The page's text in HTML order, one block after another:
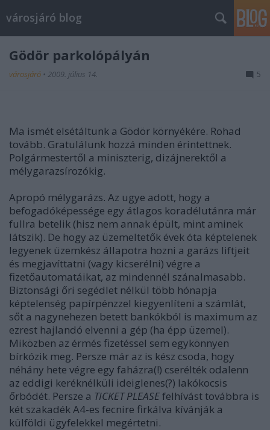
városjáró blog
Gödör parkolópályán
városjáró • 2009. július 14. 5
Ma ismét elsétáltunk a Gödör környékére. Rohad
tovább. Gratulálunk hozzá minden érintettnek.
Polgármestertől a miniszterig, dizájnerektől a
mélygarazsírozókig.
Apropó mélygarázs. Az ugye adott, hogy a
befogadóképessége egy átlagos koradélutánra már
fullra betelik (hisz nem annak épült, mint aminek
látszik). De hogy az üzemeltetők évek óta képtelenek
legyenek üzemkész állapotra hozni a garázs liftjeit
és megjavíttatni (vagy kicserélni) végre a
fizetőautomatáikat, az mindennél szánalmasabb.
Biztonsági őri segédlet nélkül több hónapja
képtelenség papírpénzzel kiegyenlíteni a számlát,
sőt a nagynehezen betett bankókból is maximum az
ezrest hajlandó elvenni a gép (ha épp üzemel).
Miközben az érmés fizetéssel sem egykönnyen
bírkózik meg. Persze már az is kész csoda, hogy
néhány hete végre egy faházra(!) cserélték odalenn
az eddigi keréknélküli ideiglenes(?) lakókocsis
őrbódét. Persze a TICKET PLEASEfelhívást továbbra is
két szakadék A4-es fecnire firkálva kívánják a
külföldi ügyfelekkel megértetni.